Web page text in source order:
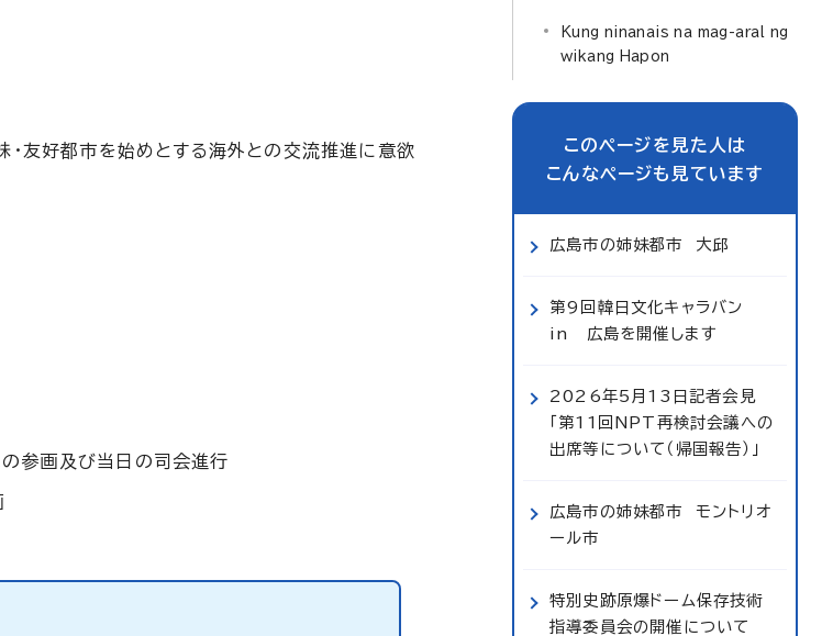
・友好都市を始めとする海外との交流推進に意欲
の参画及び当日の司会進行
Kung ninanais na mag-aral ng
wikang Hapon
このページを見た人は
こんなページも見ています
広島市の姉妹都市 大邱
第9回韓日文化キャラバン
in 広島を開催します
2026年5月13日記者会見
「第11回NPT再検討会議への
出席等について（帰国報告）」
広島市の姉妹都市 モントリオ
ール市
特別史跡原爆ドーム保存技術
指導委員会の開催について